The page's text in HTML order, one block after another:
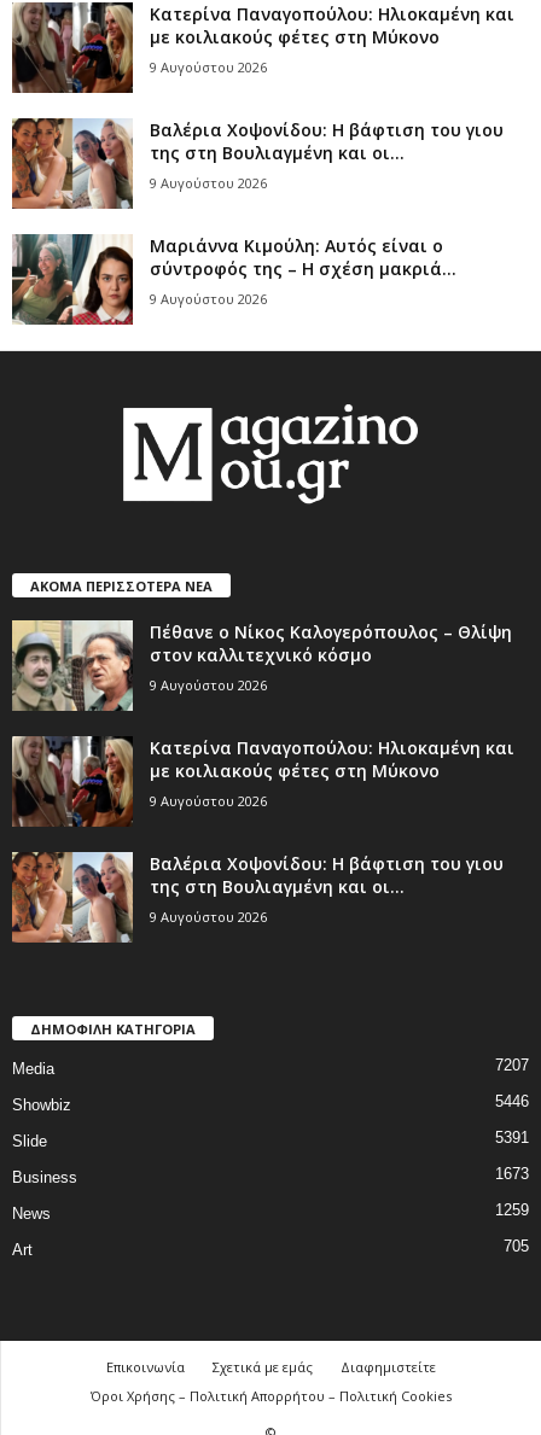
Κατερίνα Παναγοπούλου: Ηλιοκαμένη και
με κοιλιακούς φέτες στη Μύκονο
9 Αυγούστου 2026
Βαλέρια Χοψονίδου: Η βάφτιση του γιου
της στη Βουλιαγμένη και οι...
9 Αυγούστου 2026
Μαριάννα Κιμούλη: Αυτός είναι ο
σύντροφός της – Η σχέση μακριά...
9 Αυγούστου 2026
ΑΚΟΜΑ ΠΕΡΙΣΣΟΤΕΡΑ ΝΕΑ
Πέθανε ο Νίκος Καλογερόπουλος – Θλίψη
στον καλλιτεχνικό κόσμο
9 Αυγούστου 2026
Κατερίνα Παναγοπούλου: Ηλιοκαμένη και
με κοιλιακούς φέτες στη Μύκονο
9 Αυγούστου 2026
Βαλέρια Χοψονίδου: Η βάφτιση του γιου
της στη Βουλιαγμένη και οι...
9 Αυγούστου 2026
ΔΗΜΟΦΙΛΗ ΚΑΤΗΓΟΡΙΑ
Media 7207
Showbiz 5446
Slide 5391
Business 1673
News 1259
Art 705
Επικοινωνία Σχετικά με εμάς
Διαφημιστείτε
Όροι Χρήσης – Πολιτική Απορρήτου – Πολιτική Cookies